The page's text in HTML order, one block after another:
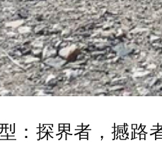
：探界者，撼路